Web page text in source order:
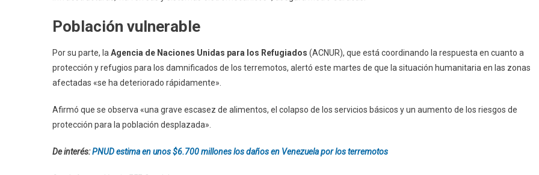
Población vulnerable
Por su parte, la Agencia de Naciones Unidas para los Refugiados (ACNUR), que está coordinando la respuesta en cuanto a
protección y refugios para los damnificados de los terremotos, alertó este martes de que la situación humanitaria en las zonas
afectadas «se ha deteriorado rápidamente».
Afirmó que se observa «una grave escasez de alimentos, el colapso de los servicios básicos y un aumento de los riesgos de
protección para la población desplazada».
De interés:PNUD estima en unos $6.700 millones los daños en Venezuela por los terremotos